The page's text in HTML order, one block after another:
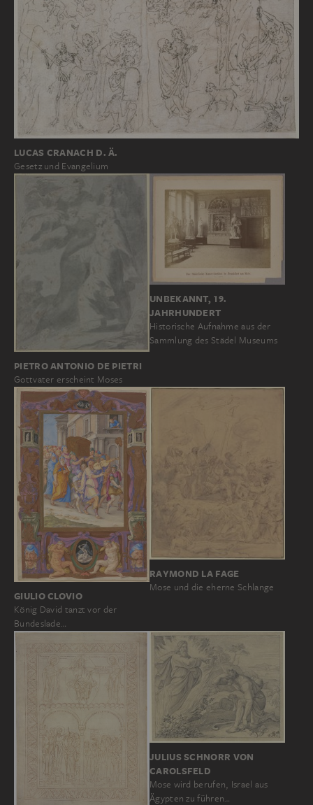
LUCAS CRANACH D. Ä.
Gesetz und Evangelium
PIETRO ANTONIO DE PIETRI
Gottvater erscheint Moses
UNBEKANNT, 19.
JAHRHUNDERT
Historische Aufnahme aus der
Sammlung des Städel Museums
GIULIO CLOVIO
König David tanzt vor der
Bundeslade…
RAYMOND LA FAGE
Mose und die eherne Schlange
JULIUS SCHNORR VON
CAROLSFELD
Mose wird berufen, Israel aus
Ägypten zu führen…